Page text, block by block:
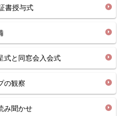
書授与式
と同窓会入会式
の観察
み聞かせ